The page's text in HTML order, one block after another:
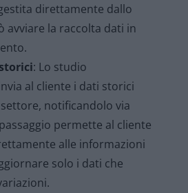
direttamente dallo
avviare la raccolta dati in
: Lo studio
al cliente i dati storici
notificandolo via
permette al cliente
alle informazioni
solo i dati che